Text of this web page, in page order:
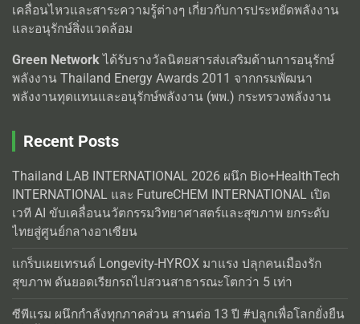
เคลื่อนไหวและสาระความรู้ต่างๆ เกี่ยวกับการประหยัดพลังงาน
และอนุรักษ์สิ่งแวดล้อม
Green Networkได้รับรางวัลนิตยสารส่งเสริมด้านการอนุรักษ์
พลังงาน Thailand Energy Awards 2011 จากกรมพัฒนา
พลังงานทุดแทนและอนุรักษ์พลังงาน (พพ.) กระทรวงพลังงาน
Recent Posts
Thailand LAB INTERNATIONAL 2026 ผนึก Bio+HealthTech
INTERNATIONAL และ FutureCHEM INTERNATIONAL เปิด
เวที AI ขับเคลื่อนนวัตกรรมวิทยาศาสตร์และสุขภาพ ยกระดับ
ไทยสู่ศูนย์กลางอาเซียน
แกร็บเผยเทรนด์ Longevity-HYROX มาแรง ปลุกคนเมืองรัก
สุขภาพ ดันยอดเรียกรถไปสวนสาธารณะโตกว่า 5 เท่า
ซีพีแรม ผนึกกำลังทุกภาคส่วน สานต่อ 13 ปี #ปลูกเพื่อโลกยั่งยืน